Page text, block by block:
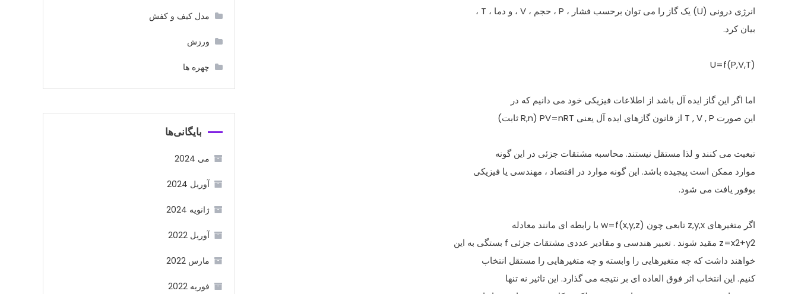
انرژی درونی (U) یک گاز را می توان برحسب فشار ، P ، حجم ، V ، و دما ، T ،
بیان کرد.
U=f(P,V,T)
اما اگر این گاز ایده آل باشد از اطلاعات فیزیکی خود می دانیم که در
این صورت T , V , P از قانون گازهای ایده آل یعنی PV=nRT (R,n ثابت)
تبعیت می کنند و لذا مستقل نیستند. محاسبه مشتقات جزئی در این گونه
موارد ممکن است پیچیده باشد. این گونه موارد در اقتصاد ، مهندسی یا فیزیکی
بوفور یافت می شود.
اگر متغیرهای z,y,x تابعی چون w=f(x,y,z) با رابطه ای مانند معادله
z=x2+y2 مقید شوند . تعبیر هندسی و مقادیر عددی مشتقات جزئی f بستگی به این
خواهند داشت که چه متغیرهایی را وابسته و چه متغیرهایی را مستقل انتخاب
کنیم. این انتخاب اثر فوق العاده ای بر نتیجه می گذارد. این تاثیر نه تنها
مدل کیف و کفش
ورزش
چهره ها
بایگانی‌ها
می 2024
آوریل 2024
ژانویه 2024
آوریل 2022
مارس 2022
فوریه 2022